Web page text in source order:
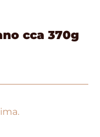
cca 370g